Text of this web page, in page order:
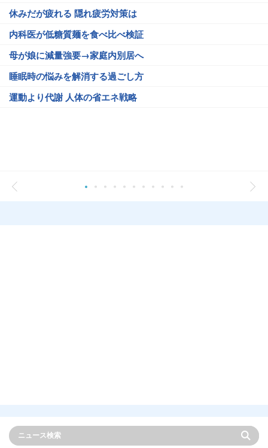
休みだが疲れる 隠れ疲労対策は
内科医が低糖質麺を食べ比べ検証
母が娘に減量強要→家庭内別居へ
睡眠時の悩みを解消する過ごし方
運動より代謝 人体の省エネ戦略